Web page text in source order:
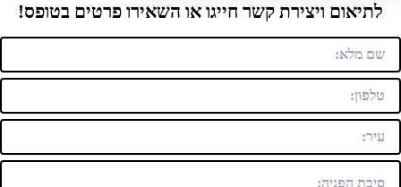
ויצירת קשר חייגו או השאירו פרטים בטופס!